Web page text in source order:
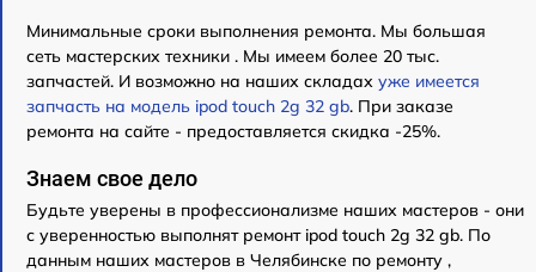
Минимальные сроки выполнения ремонта. Мы большая
сеть мастерских техники . Мы имеем более 20 тыс.
запчастей. И возможно на наших складах уже имеется
запчасть на модель ipod touch 2g 32 gb. При заказе
ремонта на сайте - предоставляется скидка -25%.
Знаем свое дело
Будьте уверены в профессионализме наших мастеров - они
с уверенностью выполнят ремонт ipod touch 2g 32 gb. По
данным наших мастеров в Челябинске по ремонту ,